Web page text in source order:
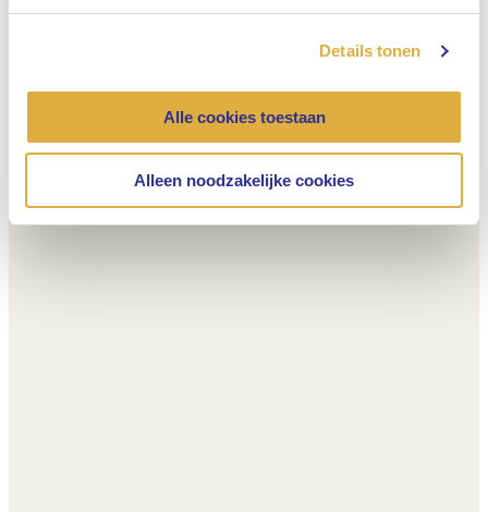
Details tonen
Alle cookies toestaan
Alleen noodzakelijke cookies